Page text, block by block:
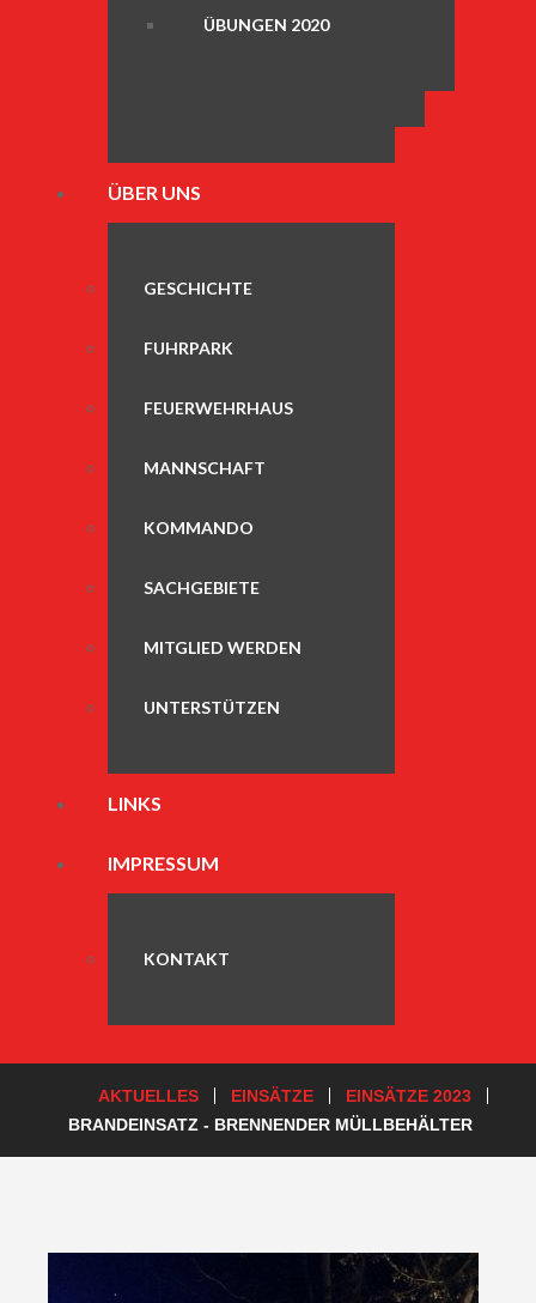
ÜBUNGEN 2020
ÜBER UNS
GESCHICHTE
FUHRPARK
FEUERWEHRHAUS
MANNSCHAFT
KOMMANDO
SACHGEBIETE
MITGLIED WERDEN
UNTERSTÜTZEN
LINKS
IMPRESSUM
KONTAKT
AKTUELLES EINSÄTZE
EINSÄTZE 2023
BRANDEINSATZ - BRENNENDER MÜLLBEHÄLTER